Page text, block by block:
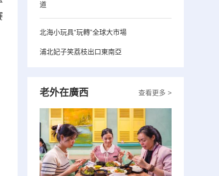
道
北海小玩具“玩轉”全球大市場
浦北妃子笑荔枝出口東南亞
查看更多 >
老外在廣西